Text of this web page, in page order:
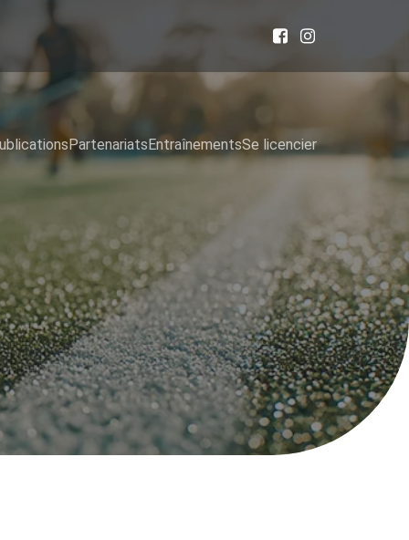
PartenariatsEntraînementsSe licencier